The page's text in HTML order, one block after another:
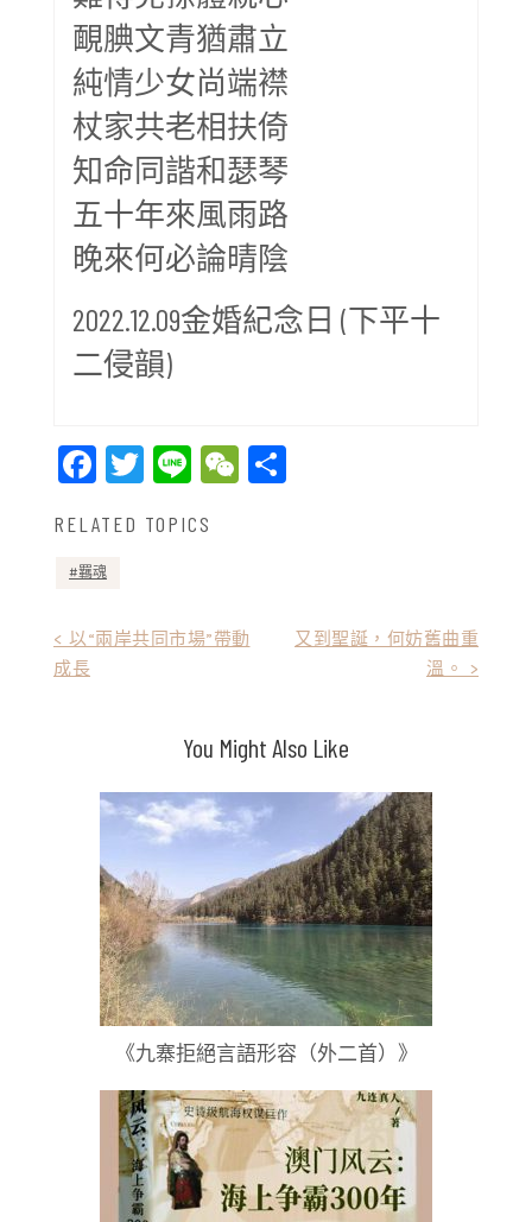
靦腆文青猶肅立
純情少女尚端襟
杖家共老相扶倚
知命同諧和瑟琴
五十年來風雨路
晚來何必論晴陰
2022.12.09金婚紀念日 (下平十
二侵韻)
Facebook
Twitter
LineWeChat
RELATED TOPICS
羈魂
< 以“兩岸共同市場”帶動
成長
又到聖誕，何妨舊曲重
溫。 >
You Might Also Like
《九寨拒絕言語形容（外二首）》